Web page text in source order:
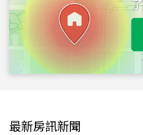
最新房訊新聞